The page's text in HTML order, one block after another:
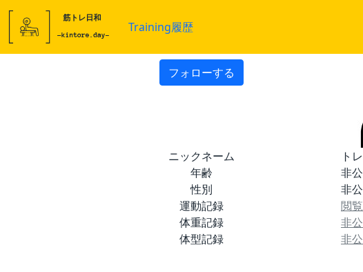
Training履歴
フォローする
ニックネーム
ト
年齢
非
性別
非
運動記録
閲
体重記録
非
体型記録
非